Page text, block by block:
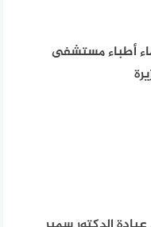
أطباء مستشفى